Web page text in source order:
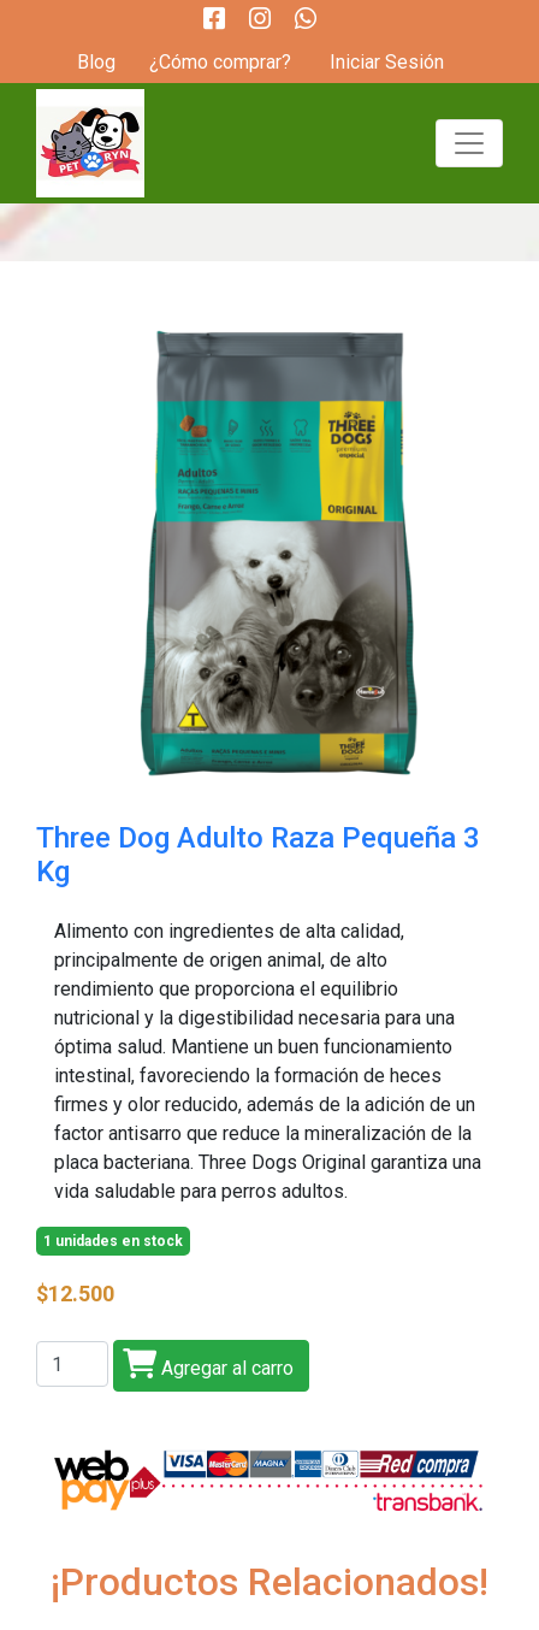
Blog ¿Cómo comprar? Iniciar Sesión
Three Dog Adulto Raza Pequeña 3
Kg
Alimento con ingredientes de alta calidad,
principalmente de origen animal, de alto
rendimiento que proporciona el equilibrio
nutricional y la digestibilidad necesaria para una
óptima salud. Mantiene un buen funcionamiento
intestinal, favoreciendo la formación de heces
firmes y olor reducido, además de la adición de un
factor antisarro que reduce la mineralización de la
placa bacteriana. Three Dogs Original garantiza una
vida saludable para perros adultos.
1 unidades en stock
$12.500
Agregar al carro
¡Productos Relacionados!